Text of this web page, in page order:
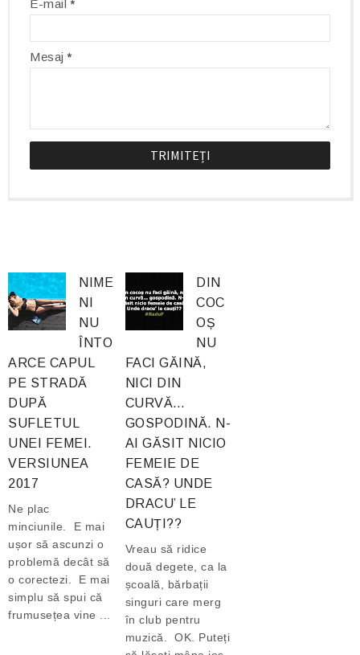
E-mail*
Mesaj*
NIME
NI
NU
ÎNTO
ARCE CAPUL
PE STRADĂ
DUPĂ
SUFLETUL
UNEI FEMEI.
VERSIUNEA
2017
Ne plac
minciunile. E mai
ușor să ascunzi o
problemă decât să
o corectezi. E mai
simplu să spui că
frumusețea vine ...
DIN
COC
OȘ
NU
FACI GĂINĂ,
NICI DIN
CURVĂ…
GOSPODINĂ. N-
AI GĂSIT NICIO
FEMEIE DE
CASĂ? UNDE
DRACU’ LE
CAUȚI??
Vreau să ridice
două degete, ca la
școală, bărbații
singuri care merg
în club pentru
muzică. OK. Puteți